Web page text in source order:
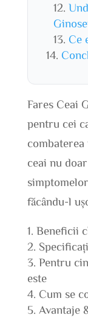
Ce
Fares Ceai
pentru cei
ceai nu
făcându-l
Beneficii
Pentru
este
Cum se
Avantaje